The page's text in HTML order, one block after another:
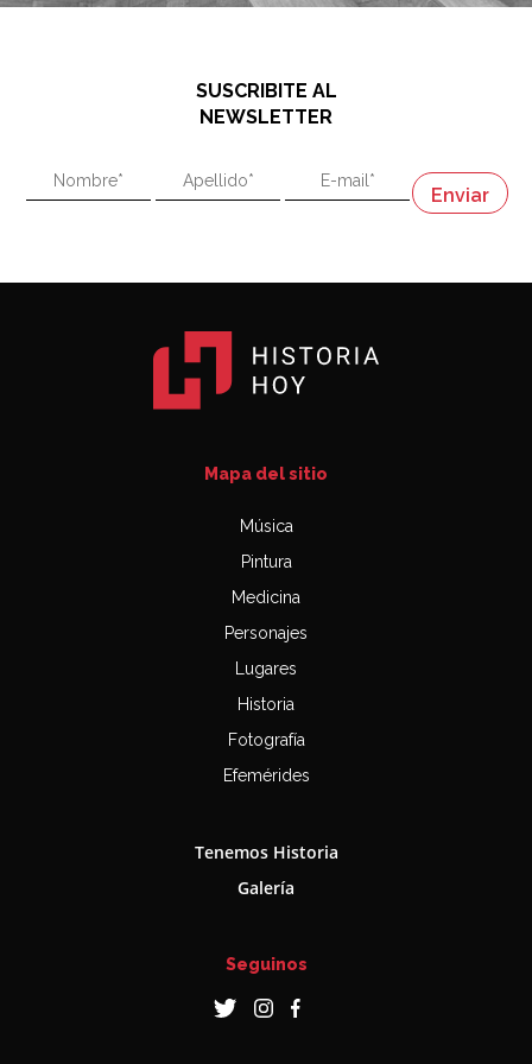
SUSCRIBITE AL
NEWSLETTER
Mapa del sitio
Música
Pintura
Medicina
Personajes
Lugares
Historia
Fotografía
Efemérides
Tenemos Historia
Galería
Seguinos